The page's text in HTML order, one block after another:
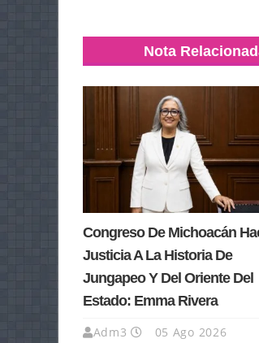
Nota
Congreso De Michoacán
Justicia A La Historia De
Jungapeo Y Del Oriente Del
Estado: Emma Rivera
Adm3 05 Ago 2026